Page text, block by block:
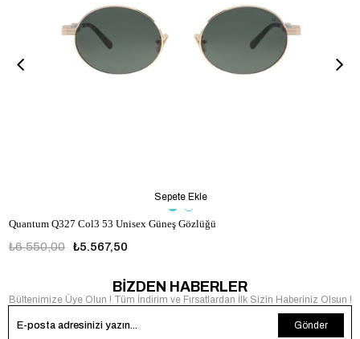
Quantum Q327 Col3 53 Unisex Güneş Gözlüğü
₺5.567,50
₺6.550,00
Sepete Ekle
BİZDEN HABERLER
Bültenimize Üye Olun ! Tüm İndirim ve Fırsatlardan İlk Sizin Haberiniz Olsun !
Gönder